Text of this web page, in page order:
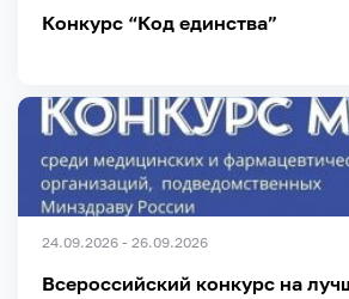
Конкурс “Код единства”
24.09.2026 - 26.09.2026
Всероссийский конкурс на